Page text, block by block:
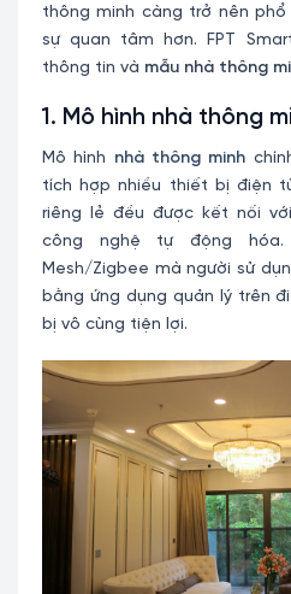
thông minh càng trở nên
sự quan tâm hơn. FPT
thông tin và mẫu nhà thông
1. Mô hình nhà thông
Mô hình nhà thông minh
tích hợp nhiều thiết bị điện
riêng lẻ đều được kết nối
công nghệ tự động hóa.
Mesh/Zigbee mà người sử
bằng ứng dụng quản lý trên
bị vô cùng tiện lợi.